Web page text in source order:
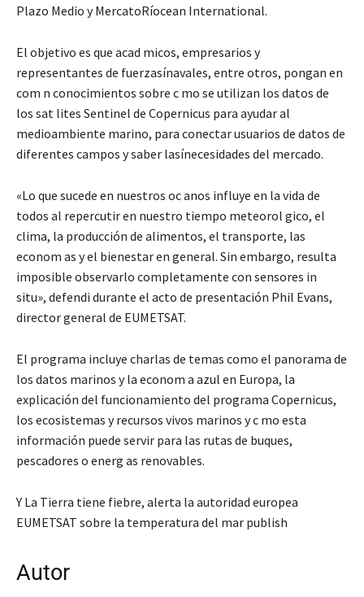
Plazo Medio y MercatoRíocean International.
El objetivo es que acad micos, empresarios y
representantes de fuerzasínavales, entre otros, pongan en
com n conocimientos sobre c mo se utilizan los datos de
los sat lites Sentinel de Copernicus para ayudar al
medioambiente marino, para conectar usuarios de datos de
diferentes campos y saber lasínecesidades del mercado.
«Lo que sucede en nuestros oc anos influye en la vida de
todos al repercutir en nuestro tiempo meteorol gico, el
clima, la producción de alimentos, el transporte, las
econom as y el bienestar en general. Sin embargo, resulta
imposible observarlo completamente con sensores in
situ», defendi durante el acto de presentación Phil Evans,
director general de EUMETSAT.
El programa incluye charlas de temas como el panorama de
los datos marinos y la econom a azul en Europa, la
explicación del funcionamiento del programa Copernicus,
los ecosistemas y recursos vivos marinos y c mo esta
información puede servir para las rutas de buques,
pescadores o energ as renovables.
Y La Tierra tiene fiebre, alerta la autoridad europea
EUMETSAT sobre la temperatura del mar publish
Autor